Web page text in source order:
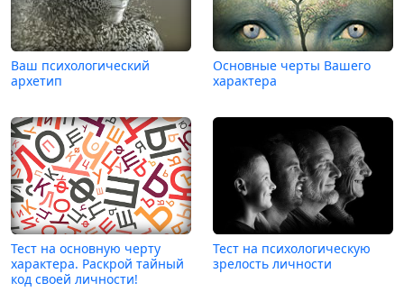
Ваш психологический
архетип
Основные черты Вашего
характера
Тест на основную черту
характера. Раскрой тайный
код своей личности!
Тест на психологическую
зрелость личности